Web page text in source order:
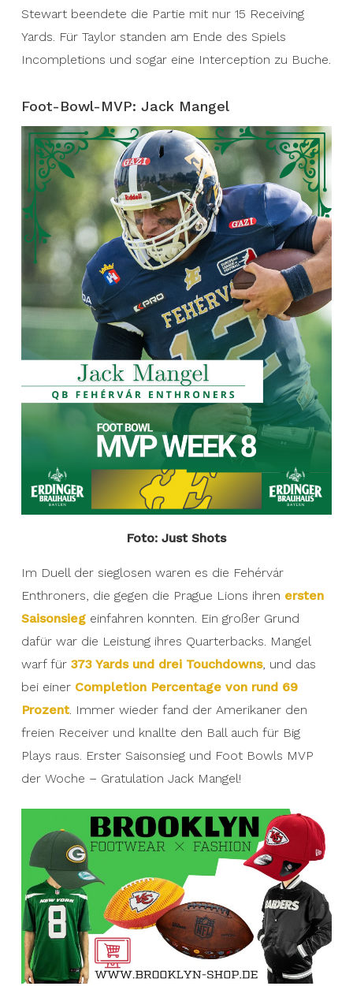
Stewart beendete die Partie mit nur 15 Receiving
Yards. Für Taylor standen am Ende des Spiels
Incompletions und sogar eine Interception zu Buche.
Foot-Bowl-MVP: Jack Mangel
Foto: Just Shots
Im Duell der sieglosen waren es die Fehérvár
Enthroners, die gegen die Prague Lions ihren ersten
Saisonsiegeinfahren konnten. Ein großer Grund
dafür war die Leistung ihres Quarterbacks. Mangel
warf für 373 Yards und drei Touchdowns, und das
bei einer Completion Percentage von rund 69
Prozent. Immer wieder fand der Amerikaner den
freien Receiver und knallte den Ball auch für Big
Plays raus. Erster Saisonsieg und Foot Bowls MVP
der Woche – Gratulation Jack Mangel!